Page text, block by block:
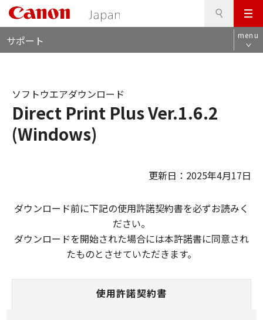
メ
ニ
ュ
サポート menu
Direct Print Plus Ver.1.6.2
(Windows)
ソフトウエアダウンロード
更新日：2025年4月17日
ダウンロード前に下記の使用許諾契約書を必ずお読みく
ださい。
ダウンロードを開始された場合には本許諾書に同意され
たものとさせていただきます。
使用許諾契約書